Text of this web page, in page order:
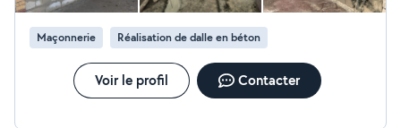
Maçonnerie Réalisation de dalle en béton
Voir le profil Contacter